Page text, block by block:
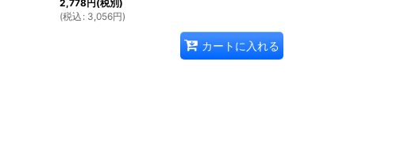
2,778円(税別)
(税込 : 3,056円)
カートに入れる